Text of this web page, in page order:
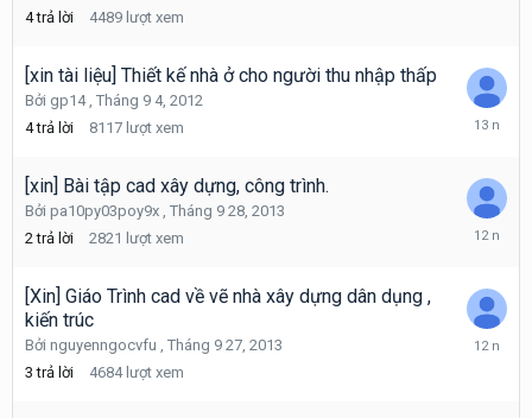
4 trả lời 4489 lượt xem
[xin tài liệu] Thiết kế nhà ở cho người thu nhập thấp
Bởi gp14, Tháng 9 4, 2012
4 trả lời 8117 lượt xem
Tháng
2012
[xin] Bài tập cad xây dựng, công trình.
Bởi pa10py03poy9x , Tháng 9 28, 2013
2 trả lời 2821 lượt xem
Tháng
2013
[Xin] Giáo Trình cad về vẽ nhà xây dựng dân dụng ,
kiến trúc
Bởi nguyenngocvfu , Tháng 9 27, 2013
3 trả lời 4684 lượt xem
Tháng